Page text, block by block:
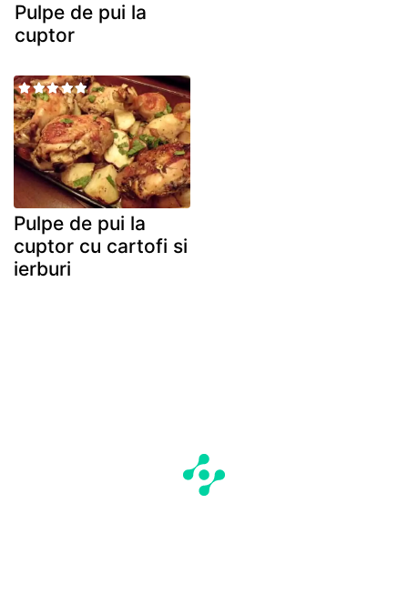
Pulpe de pui la
cuptor
Pulpe de pui la
cuptor cu cartofi si
ierburi